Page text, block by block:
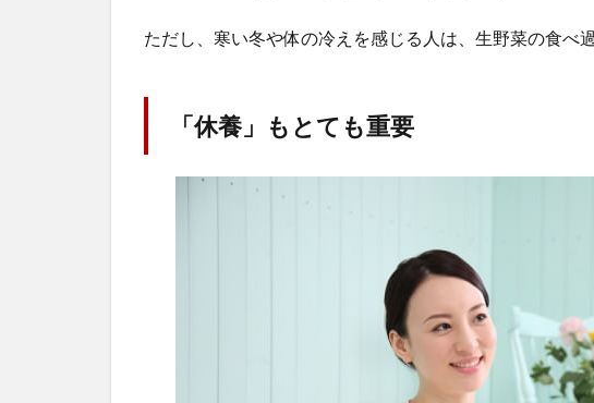
ただし、寒い冬や体の冷えを感じる人は、生野菜の食べ
「休養」もとても重要